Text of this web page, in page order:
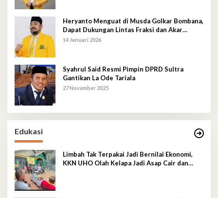
Heryanto Menguat di Musda Golkar Bombana,
Dapat Dukungan Lintas Fraksi dan Akar
Rumput
14 Januari 2026
Syahrul Said Resmi Pimpin DPRD Sultra
Gantikan La Ode Tariala
27 November 2025
Edukasi
Limbah Tak Terpakai Jadi Bernilai Ekonomi,
KKN UHO Olah Kelapa Jadi Asap Cair dan